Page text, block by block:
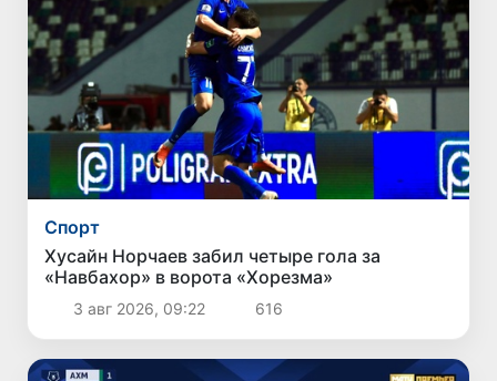
Спорт
Хусайн Норчаев забил четыре гола за
«Навбахор» в ворота «Хорезма»
3 авг 2026, 09:22 616